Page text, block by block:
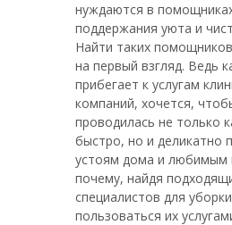
нуждаются в
поддержания уюта и
Найти таких
на первый взгляд. Ведь
прибегает к услугам
компаний, хочется,
проводилась не только
быстро, но и деликатно
устоям дома и любимым
почему, найдя
специалистов для
пользоваться их